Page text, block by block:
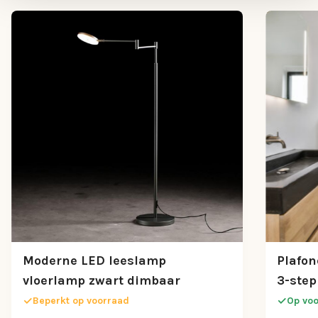
Moderne LED leeslamp
vloerlamp zwart dimbaar
Beperkt op voorraad
3-
Op